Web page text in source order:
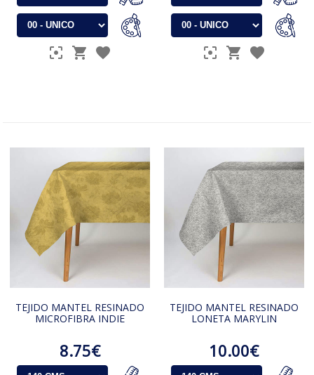
TEJIDO MANTEL RESINADO
MICROFIBRA INDIE
8.75€
TEJIDO MANTEL RESINADO
LONETA MARYLIN
10.00€